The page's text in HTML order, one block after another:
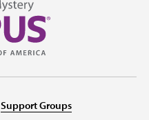
Support Groups